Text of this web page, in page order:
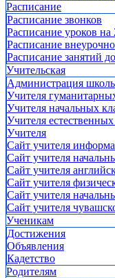
Расписание
Расписание звонков
Расписание уроков на
Расписание
Расписание занятий
Учительская
Администрация
Учителя
Учителя начальных
Учителя
Учителя
Cайт учителя
Сайт учителя
Сайт учителя
Сайт учителя
Сайт учителя
Сайт учителя
Ученикам
Достижения
Объявления
Кадетство
Родителям